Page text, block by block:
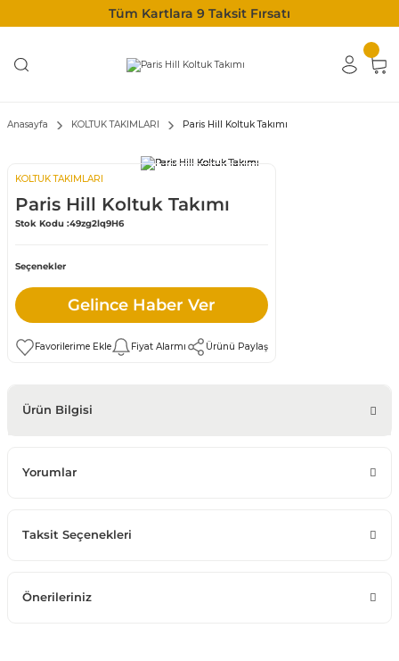
Tüm Kartlara 9 Taksit Fırsatı
Anasayfa KOLTUK TAKIMLARI Paris Hill Koltuk Takımı
KOLTUK TAKIMLARI
Paris Hill Koltuk Takımı
Stok Kodu :49zg2lq9H6
Seçenekler
Gelince Haber Ver
Fiyat Alarmı Ürünü Paylaş
Ürün Bilgisi
Yorumlar
Taksit Seçenekleri
Önerileriniz